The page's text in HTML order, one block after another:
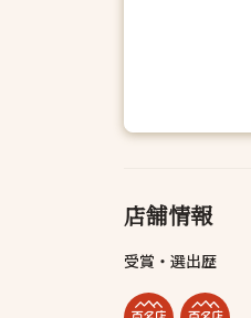
店舗情報
受賞・選出歴